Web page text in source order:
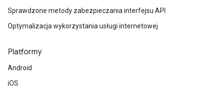
Sprawdzone metody zabezpieczania interfejsu API
Optymalizacja wykorzystania usługi internetowej
Platformy
Android
iOS